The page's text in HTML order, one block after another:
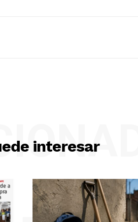
interesar